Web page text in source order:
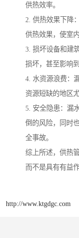
供热效率。
2. 供热效果下降
供热效果，使室
3. 损坏设备和建
损坏，甚至影响
4. 水资源浪费：
资源短缺的地区
5. 安全隐患：漏
倒的风险，同时
全事故。
综上所述，供热
而不是具有有益
http://www.ktgdgc.com